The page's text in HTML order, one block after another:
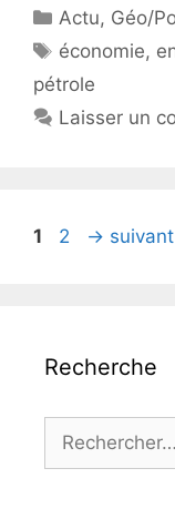
Catégories
Actu, Géo/
Étiquettes
économie,
pétrole
Laisser un
Page
1 Page
2 → suivant
Recherche